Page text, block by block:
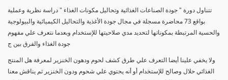
تتناول دورة " جودة الصناعات الغذائية وتحاليل مكونات الغذاء " دراسة نظرية وعملية
بواقع 73 محاضرة مسجلة في مجال جودة الأغذية والتحاليل الكيميائية والبيولوجية
والحسية المرتبطة بمكوناتها لتحديد مدي صلاحيتها للإستخدام وبعدما نتعرف علي مفهوم
جودة الغذاء والفرق بين ج
ولا يخفي علينا أيضا التعرف علي طرق كشف لحوم ودهون الخنزير لمعرفة هل المنتج
الغذائي حلال وصالح للإستخدام أو أنه يحتوي علي شحوم ودون الخنزير ثم يناقش معنا